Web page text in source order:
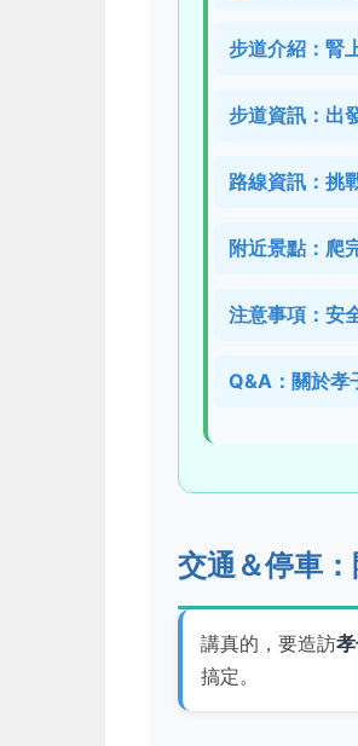
步道介紹：腎
步道資訊：出
路線資訊：挑
附近景點：爬
注意事項：安
Q&A：關於孝
交通＆停車
講真的，要造訪
搞定。